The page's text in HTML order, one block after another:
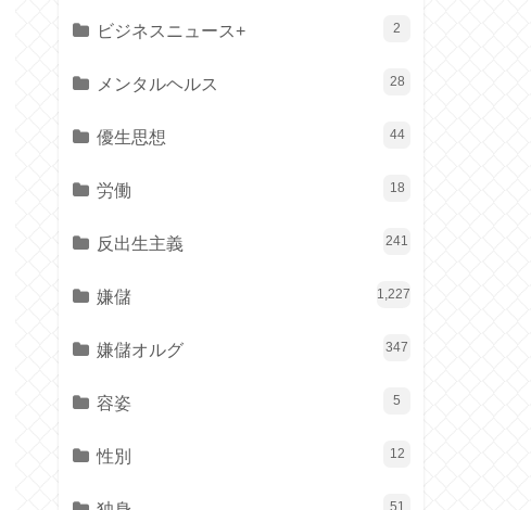
ビジネスニュース+ 2
メンタルヘルス 28
優生思想 44
労働 18
反出生主義 241
嫌儲 1,227
嫌儲オルグ 347
容姿 5
性別 12
51